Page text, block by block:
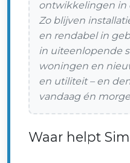
ontwikkelingen in
Zo blijven
en rendabel in
in uiteenlopende
woningen en
en utiliteit – en
vandaag én
Waar helpt